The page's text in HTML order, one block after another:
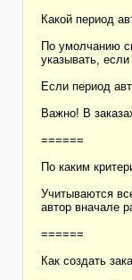
Какой период
По умолчанию
указывать,
Если период
Важно! В
======
По каким
Учитываются
автор вначале
======
Как создать